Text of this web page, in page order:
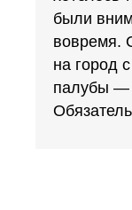
были
вовремя.
на город
палубы —